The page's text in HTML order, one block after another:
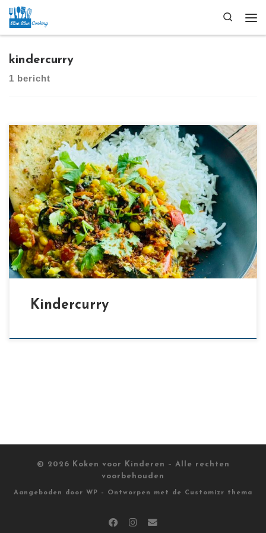
Ga naar inhoud
Search
kindercurry
1 bericht
[…]
Kindercurry
© 2026 Koken voor Kinderen
– Alle rechten
voorbehouden
Aangeboden door WP – Ontworpen met de Customizr thema